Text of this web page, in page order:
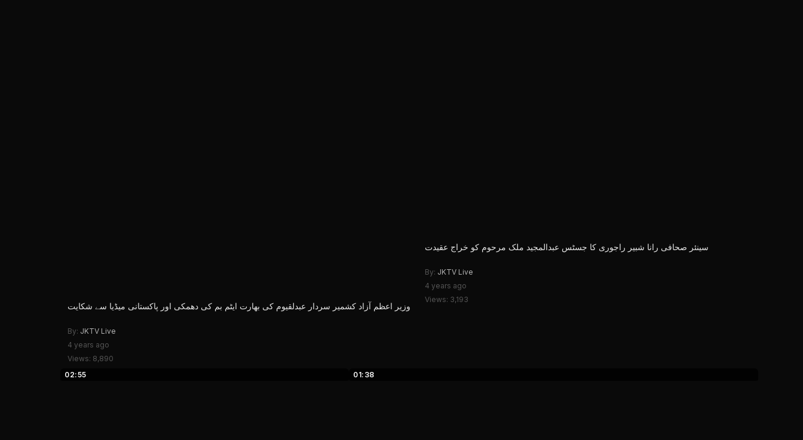
وزیر اعظم آزاد کشمیر سردار عبدلقیوم کی بھارت ایٹم بم کی دھمکی اور پاکستانی میڈیا سے شکایت
By: JKTV Live
4 years ago
Views: 8,890
سینئر صحافی رانا شبیر راجوری کا جسٹس عبدالمجید ملک مرحوم کو خراج عقیدت
By: JKTV Live
4 years ago
Views: 3,193
02:55 01:38